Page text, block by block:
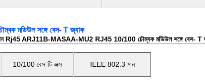
মডিউল সঙ্গে বেস- T জ্যাক
Rj45 ARJ11B-MASAA-MU2 RJ45 10/100 চৌম্বক মডিউল সঙ্গে বেস- T
10/100 বেস-টি এক্স IEEE 802.3 মান